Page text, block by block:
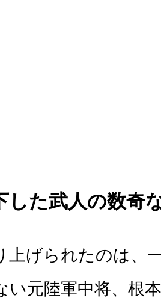
した武人の数奇
上げられたのは、
い元陸軍中将、根